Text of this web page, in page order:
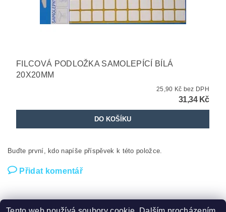
FILCOVÁ PODLOŽKA SAMOLEPÍCÍ BÍLÁ
20X20MM
25,90 Kč bez DPH
31,34 Kč
Buďte první, kdo napíše příspěvek k této položce.
Přidat komentář